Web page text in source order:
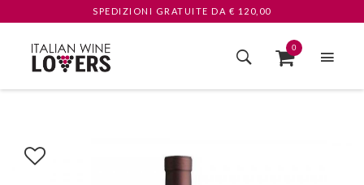
SPEDIZIONI GRATUITE DA € 120,00
0